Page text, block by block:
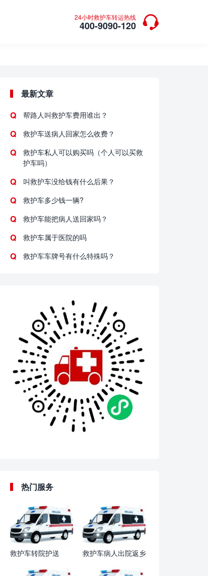
24小时救护车转运热线
400-9090-120 
最新文章
帮路人叫救护车费用谁出？
救护车送病人回家怎么收费？
救护车私人可以购买吗（个人可以买救
护车吗）
叫救护车没给钱有什么后果？
救护车多少钱一辆?
救护车能把病人送回家吗？
救护车属于医院的吗
救护车车牌号有什么特殊吗？
热门服务
救护车转院护送 救护车病人出院返乡